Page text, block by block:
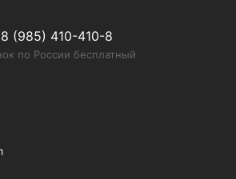
8 (985) 410-410-8
по России бесплатный